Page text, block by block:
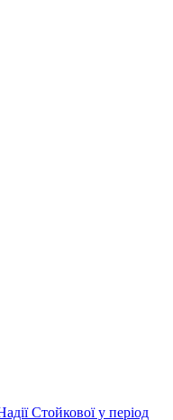
Стойкової у період